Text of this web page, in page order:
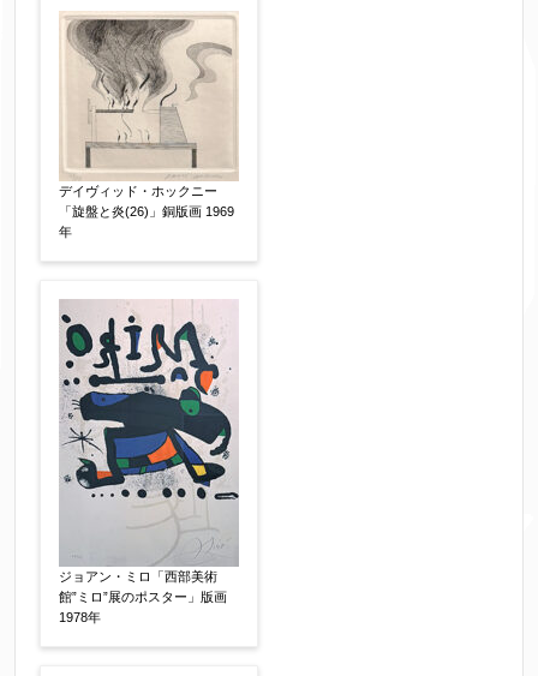
デイヴィッド・ホックニー
「旋盤と炎(26)」銅版画 1969
年
ジョアン・ミロ「西部美術
館”ミロ”展のポスター」版画
1978年